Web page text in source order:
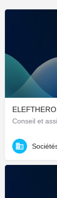
Conseil et